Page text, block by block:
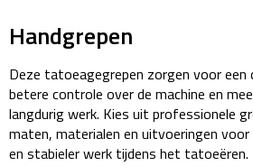
Handgrepen
Deze tatoeagegrepen zorgen voor
betere controle over de machine en
langdurig werk. Kies uit professionele
maten, materialen en uitvoeringen voor
en stabieler werk tijdens het tatoeëren.